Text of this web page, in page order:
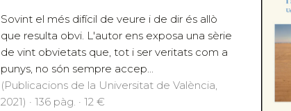
Sovint el més difícil de veure i de dir és allò
que resulta obvi. L'autor ens exposa una sèrie
de vint obvietats que, tot i ser veritats com a
punys, no són sempre accep...
(Publicacions de la Universitat de València,
2021) · 136 pàg. · 12 €